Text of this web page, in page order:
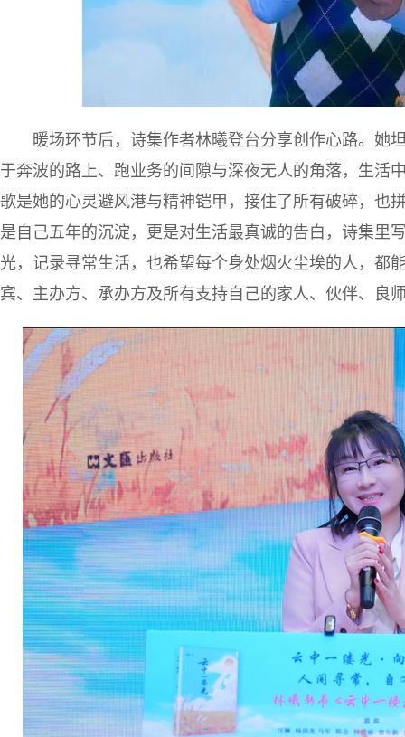
暖场环节后，诗集作者林曦登台分享创作心路。她
于奔波的路上、跑业务的间隙与深夜无人的角落，生活
歌是她的心灵避风港与精神铠甲，接住了所有破碎，也
是自己五年的沉淀，更是对生活最真诚的告白，诗集里
光，记录寻常生活，也希望每个身处烟火尘埃的人，都
宾、主办方、承办方及所有支持自己的家人、伙伴、良